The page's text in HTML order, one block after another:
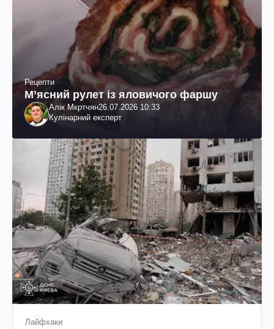
Рецепти
М’ясний рулет із яловичого фаршу
Алік Мкртчян26.07.2026 10:33
Кулінарний експерт
Лайфхаки